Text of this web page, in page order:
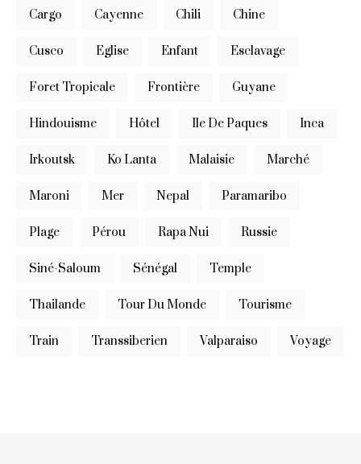
Cargo Cayenne Chili Chine
Cusco Eglise Enfant Esclavage
Foret Tropicale Frontière Guyane
Hindouisme Hôtel Ile De Paques Inca
Irkoutsk Ko Lanta Malaisie Marché
Maroni Mer Nepal Paramaribo
Plage Pérou Rapa Nui Russie
Siné-Saloum Sénégal Temple
Thailande Tour Du Monde Tourisme
Train Transsiberien Valparaiso Voyage